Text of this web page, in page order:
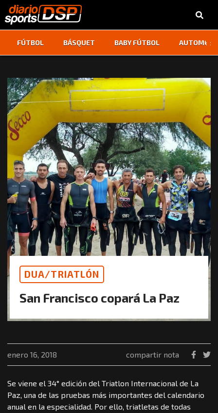
FÚTBOL BÁSQUET BABY FÚTBOL ‹ ›
DUA/TRIATLÓN
San Francisco copará La Paz
enero 16, 2018 compartir nota
Se viene el 34° edición del Triatlon Internacional de La
Paz, una de las pruebas más importantes del calendario
anual en la especialidad. Por ello, triatletas de todas